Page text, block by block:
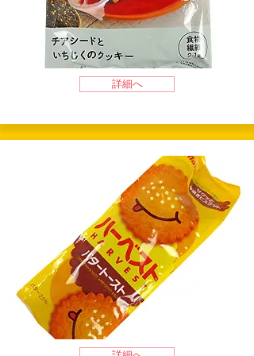
詳細へ